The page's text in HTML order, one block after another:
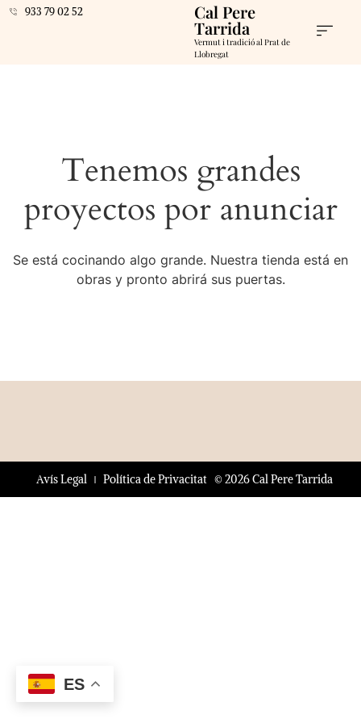
933 79 02 52 Cal Pere
Tarrida
Vermut i tradició al Prat de
Llobregat
Tenemos grandes
proyectos por anunciar
Se está cocinando algo grande. Nuestra tienda está en
obras y pronto abrirá sus puertas.
© 2026 Cal Pere Tarrida
Avís Legal Política de Privacitat
ES